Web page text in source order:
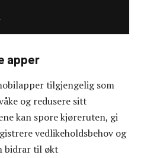
apper
tilgjengelig som
og redusere sitt
kan spore kjøreruten, gi
vedlikeholdsbehov og
bidrar til økt